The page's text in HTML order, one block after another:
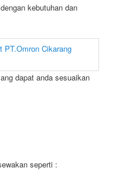
kebutuhan dan
dapat anda sesuaikan
seperti :